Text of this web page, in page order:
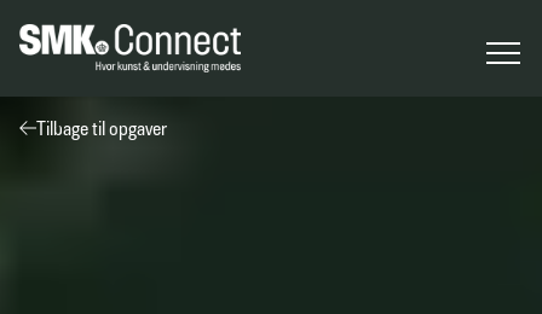
Tilbage til opgaver